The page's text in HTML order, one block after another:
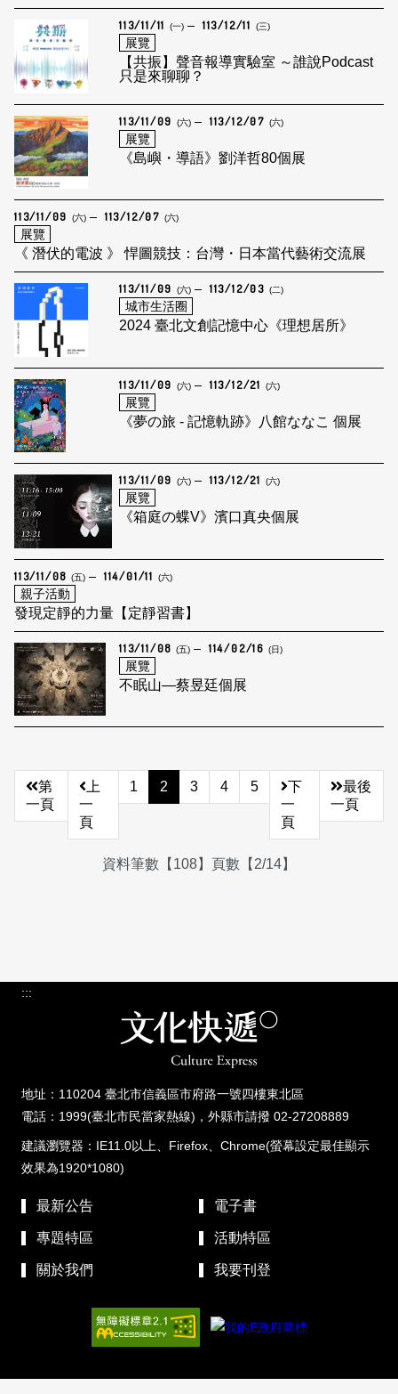
113/11/11 (一) 113/12/11 (三)
展覽
【共振】聲音報導實驗室 ～誰說Podcast
只是來聊聊？
113/11/09 (六) 113/12/07 (六)
展覽
《島嶼・導語》劉洋哲80個展
113/11/09 (六) 113/12/07 (六)
展覽
《 潛伏的電波 》 悍圖競技：台灣・日本當代藝術交流展
113/11/09 (六) 113/12/03 (二)
城市生活圈
2024 臺北文創記憶中心《理想居所》
113/11/09 (六) 113/12/21 (六)
展覽
《夢の旅 - 記憶軌跡》八館ななこ 個展
113/11/09 (六) 113/12/21 (六)
展覽
《箱庭の蝶V》濱口真央個展
113/11/08 (五) 114/01/11 (六)
親子活動
發現定靜的力量【定靜習書】
113/11/08 (五) 114/02/16 (日)
展覽
不眠山—蔡昱廷個展
第
一頁
上
一
頁
1 2 3 4 5
下
一
頁
最後
一頁
資料筆數【108】頁數【2/14】
:::
地址：110204 臺北市信義區市府路一號四樓東北區
電話：1999(臺北市民當家熱線)，外縣市請撥 02-27208889
建議瀏覽器：IE11.0以上、Firefox、Chrome(螢幕設定最佳顯示
效果為1920*1080)
最新公告 電子書
專題特區 活動特區
關於我們 我要刊登